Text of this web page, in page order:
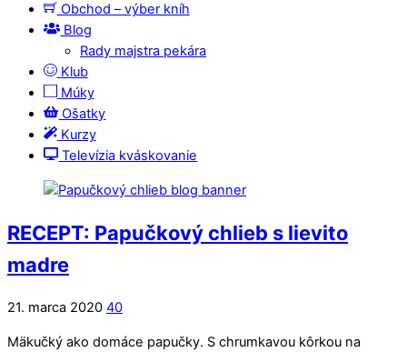
Obchod – výber kníh
Blog
Rady majstra pekára
Klub
Múky
Ošatky
Kurzy
Televízia kváskovanie
RECEPT: Papučkový chlieb s lievito
madre
21. marca 2020 40
Mäkučký ako domáce papučky. S chrumkavou kôrkou na